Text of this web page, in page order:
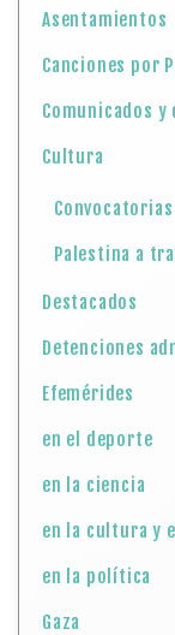
Asentamientos
Canciones por
Comunicados
Cultura
Convocatorias
Palestina a
Destacados
Detenciones
Efemérides
en el deporte
en la ciencia
en la cultura y
en la política
Gaza